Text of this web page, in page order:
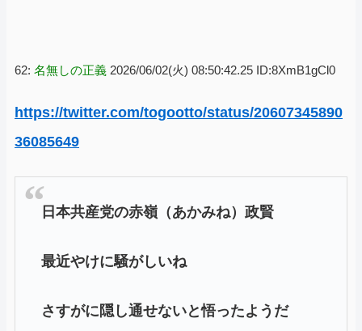
62: 名無しの正義 2026/06/02(火) 08:50:42.25 ID:8XmB1gCl0
https://twitter.com/togootto/status/20607345890
36085649
日本共産党の赤嶺（あかみね）政賢
最近やけに騒がしいね
さすがに隠し通せないと悟ったようだ